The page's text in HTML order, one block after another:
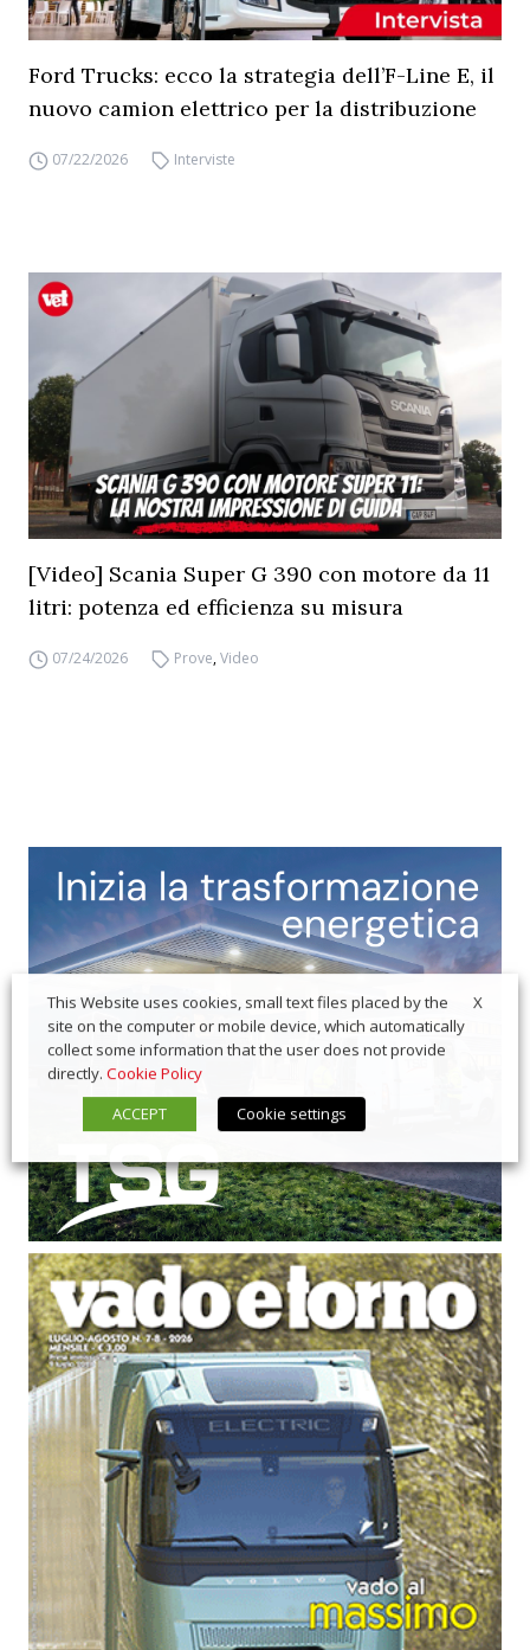
Ford Trucks: ecco la strategia dell’F-Line E, il
nuovo camion elettrico per la distribuzione
07/22/2026 Interviste
[Video] Scania Super G 390 con motore da 11
litri: potenza ed efficienza su misura
07/24/2026 Prove,Video
X
This Website uses cookies, small text files placed by the
site on the computer or mobile device, which automatically
collect some information that the user does not provide
directly. Cookie Policy
ACCEPT
Cookie settings